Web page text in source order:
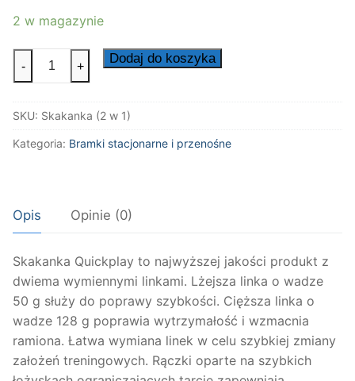
2 w magazynie
Skakanka
w
1)
- + Dodaj do koszyka
SKU: Skakanka (2 w 1)
Kategoria: Bramki stacjonarne i przenośne
Opis Opinie (0)
Skakanka Quickplay to najwyższej jakości produkt z
dwiema wymiennymi linkami. Lżejsza linka o wadze
50 g służy do poprawy szybkości. Cięższa linka o
wadze 128 g poprawia wytrzymałość i wzmacnia
ramiona. Łatwa wymiana linek w celu szybkiej zmiany
założeń treningowych. Rączki oparte na szybkich